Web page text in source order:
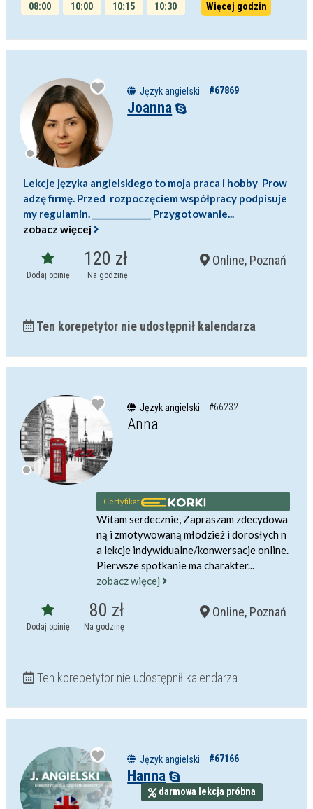
08:00 10:00 10:15
10:30
Więcej godzin
Język angielski #67869
Joanna
Lekcje języka angielskiego to moja praca i hobby Prow
adzę firmę. Przed rozpoczęciem współpracy podpisuje
my regulamin. ______________ Przygotowanie...
zobacz więcej
Dodaj opinię
120 zł
Na godzinę
Online, Poznań
Ten korepetytor nie udostępnił kalendarza
Język angielski #66232
Anna
Certyfikat
Witam serdecznie, Zapraszam zdecydowa
ną i zmotywowaną młodzież i dorosłych n
a lekcje indywidualne/konwersacje online.
Pierwsze spotkanie ma charakter...
zobacz więcej
Dodaj opinię
80 zł
Na godzinę
Online, Poznań
Ten korepetytor nie udostępnił kalendarza
Język angielski #67166
Hanna
darmowa lekcja próbna